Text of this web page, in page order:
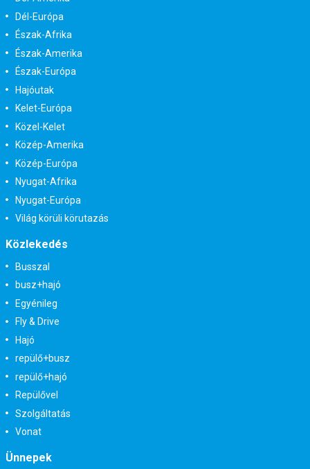
Dél-Európa
Észak-Afrika
Észak-Amerika
Észak-Európa
Hajóutak
Kelet-Európa
Közel-Kelet
Közép-Amerika
Közép-Európa
Nyugat-Afrika
Nyugat-Európa
Világ körüli körutazás
Közlekedés
Busszal
busz+hajó
Egyénileg
Fly & Drive
Hajó
repülő+busz
repülő+hajó
Repülővel
Szolgáltatás
Vonat
Ünnepek